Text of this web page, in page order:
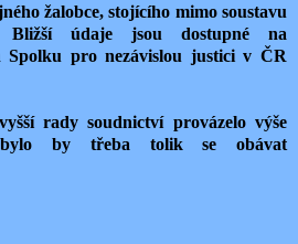
žalobce, stojícího mimo soustavu
Bližší údaje jsou dostupné na
Spolku pro nezávislou justici v ČR
rady soudnictví provázelo výše
by třeba tolik se obávat